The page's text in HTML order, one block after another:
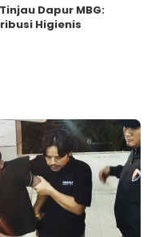
Dapur MBG:
Higienis